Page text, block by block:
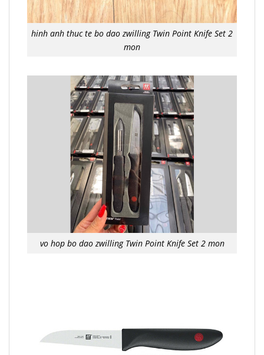
hinh anh thuc te bo dao zwilling Twin Point Knife Set 2
mon
vo hop bo dao zwilling Twin Point Knife Set 2 mon